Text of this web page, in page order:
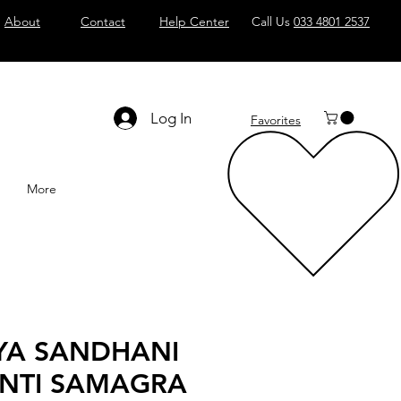
About Contact Help Center Call Us 033 4801 2537
Log In Favorites
More
SANDHANI
SAMAGRA